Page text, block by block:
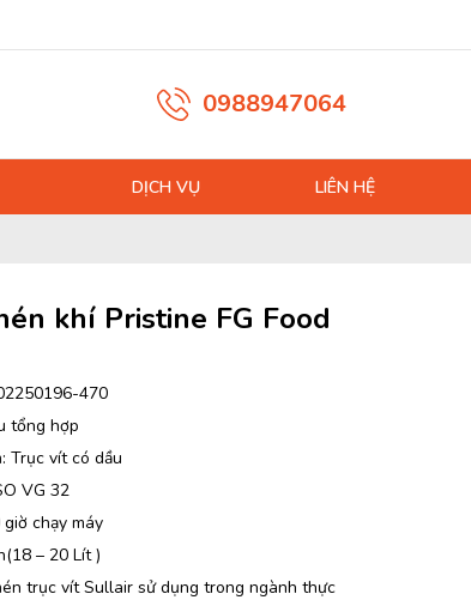
0988947064
DỊCH VỤ LIÊN HỆ
khí Pristine FG Food
470
tổng hợp
Trục vít có dầu
VG 32
chạy máy
– 20 Lít )
trục vít Sullair sử dụng trong ngành thực